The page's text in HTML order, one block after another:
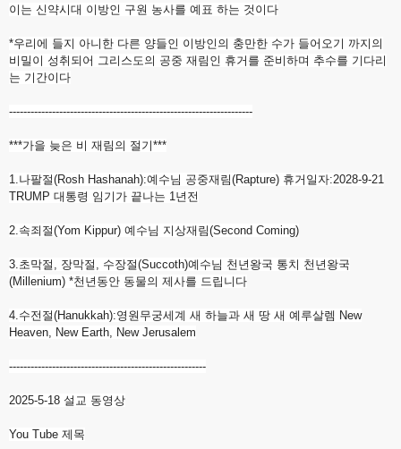
이는 신약시대 이방인 구원 농사를 예표 하는 것이다
*우리에 들지 아니한 다른 양들인 이방인의 충만한 수가 들어오기 까지의
비밀이 성취되어 그리스도의 공중 재림인 휴거를 준비하며 추수를 기다리
는 기간이다
--------------------------------------------------------------------
***가을 늦은 비 재림의 절기***
1.나팔절(Rosh Hashanah):예수님 공중재림(Rapture) 휴거일자:2028-9-21
TRUMP 대통령 임기가 끝나는 1년전
2.속죄절(Yom Kippur) 예수님 지상재림(Second Coming)
3.초막절, 장막절, 수장절(Succoth)예수님 천년왕국 통치 천년왕국
(Millenium) *천년동안 동물의 제사를 드립니다
4.수전절(Hanukkah):영원무궁세계 새 하늘과 새 땅 새 예루살렘 New
Heaven, New Earth, New Jerusalem
-------------------------------------------------------
2025-5-18 설교 동영상
You Tube 제목